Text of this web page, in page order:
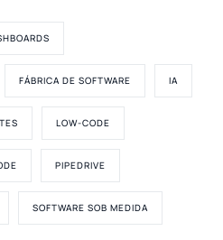
FÁBRICA DE SOFTWARE IA
LOW-CODE
PIPEDRIVE
SOFTWARE SOB MEDIDA